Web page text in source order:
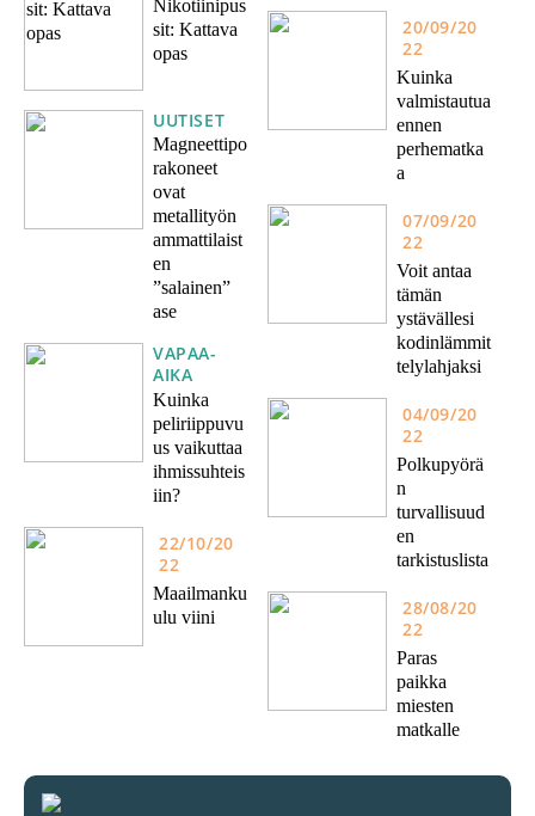
Nikotiinipus
sit: Kattava
opas
UUTISET
Magneettipo
rakoneet
ovat
metallityön
ammattilaist
en
”salainen”
ase
VAPAA-
AIKA
Kuinka
peliriippuvu
us vaikuttaa
ihmissuhteis
iin?
22/10/20
22
Maailmanku
ulu viini
20/09/20
22
Kuinka
valmistautua
ennen
perhematka
a
07/09/20
22
Voit antaa
tämän
ystävällesi
kodinlämmit
telylahjaksi
04/09/20
22
Polkupyörä
n
turvallisuud
en
tarkistuslista
28/08/20
22
Paras
paikka
miesten
matkalle